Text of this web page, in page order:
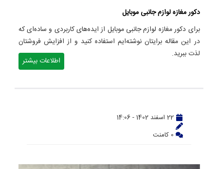
دکور مغازه لوازم جانبی موبایل
برای دکور مغازه لوازم جانبی موبایل از ایده‌های کاربردی و ساده‌ای که
در این مقاله برایتان نوشته‌ایم استفاده کنید و از افزایش فروشتان
لذت ببرید.
اطلاعات بیشتر
22 اسفند 1402 - 14:06